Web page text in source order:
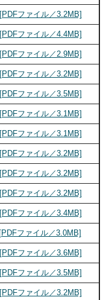
ファイル／3.2MB]
ファイル／4.4MB]
ファイル／2.9MB]
ファイル／3.2MB]
ファイル／3.5MB]
ファイル／3.1MB]
ファイル／3.1MB]
ファイル／3.2MB]
ファイル／3.2MB]
ファイル／3.2MB]
ファイル／3.4MB]
ファイル／3.0MB]
ファイル／3.6MB]
ファイル／3.5MB]
ファイル／3.2MB]